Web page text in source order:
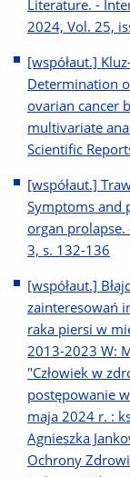
Literature. -
2024, Vol. 25,
[współaut.]
Determination
ovarian cancer
multivariate
Scientific
[współaut.]
Symptoms and
organ
3, s. 132-136
[współaut.]
zainteresowań
raka piersi w
2013-2023 W:
"Człowiek w
postępowanie
maja 2024 r. :
Agnieszka
Ochrony